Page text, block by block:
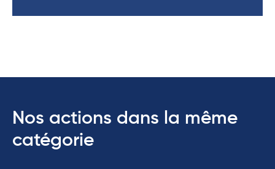
Nos actions dans la même
catégorie